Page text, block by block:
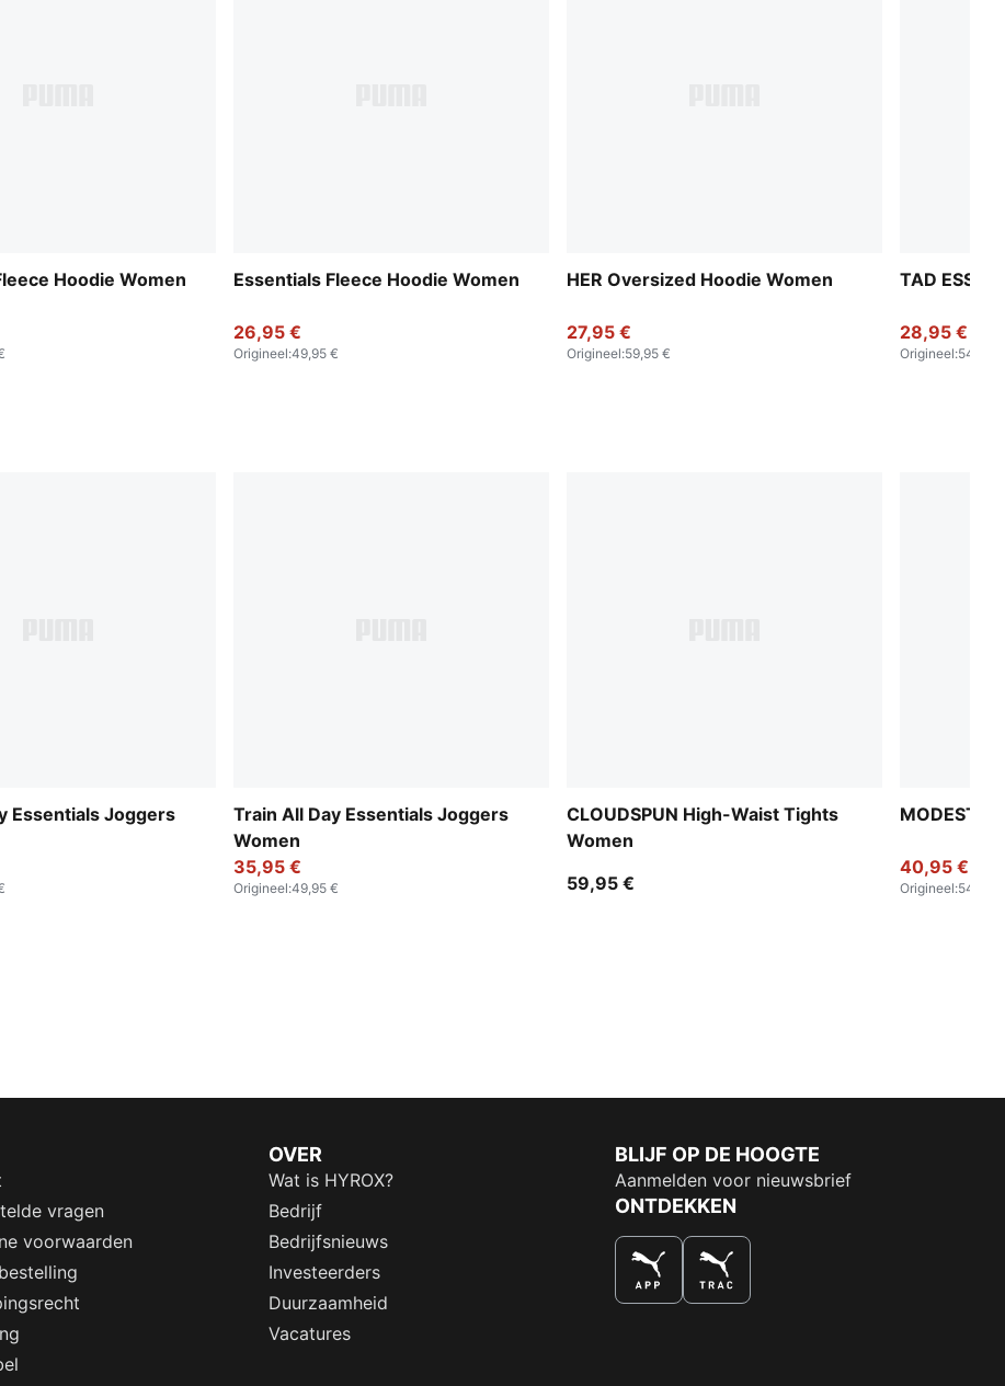
Hoodie Women Essentials Fleece Hoodie Women
26,95 €
Origineel:49,95 €
HER Oversized Hoodie Women
27,95 €
Origineel:59,95 €
TAD
28,95 €
Origineel:54,95 €
Essentials Joggers
Train All Day Essentials Joggers
Women
35,95 €
Origineel:49,95 €
CLOUDSPUN High-Waist Tights
Women
59,95 €
MODEST
40,95 €
Origineel:54,95 €
vragen
voorwaarden
OVER
Wat is HYROX?
Bedrijf
Bedrijfsnieuws
Investeerders
Duurzaamheid
Vacatures
BLIJF OP DE HOOGTE
Aanmelden voor nieuwsbrief
ONTDEKKEN